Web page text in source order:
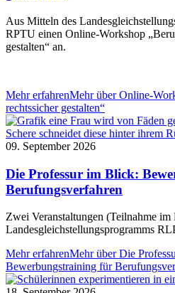
Aus Mitteln des
RPTU einen Online-Workshop
gestalten“ an.
Mehr erfahrenMehr über Online-
rechtssicher gestalten“
09. September 2026
Die Professur im Blick:
Berufungsverfahren
Zwei Veranstaltungen (Teilnahme
Landesgleichstellungsprogramms
Mehr erfahrenMehr über Die
Bewerbungstraining für